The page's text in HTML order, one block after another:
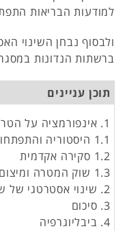
למודעות הבריאות
ולבסוף נבחן השינוי
ברשתות הנדונות
תוכן עניינים
1. אינפורמציה על הטרנד
1.1 היסטוריה והתפתחות
1.2 סקירה אקדמית
1.3 שוק המטרה ומיצום הטרנד
2. שינוי אסטרטגי של שיווק ותפעול
3. סיכום
4. ביבליוגרפיה